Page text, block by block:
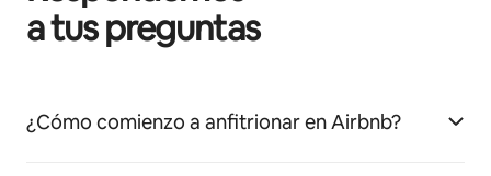
a tus preguntas
¿Cómo comienzo a anfitrionar en Airbnb?